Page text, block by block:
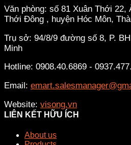
Văn phòng: số 81 Xuân Thới 22,
Thới Đông , huyện Hóc Môn,
Trụ sở: 94/8/9 đường số 8, P.
Minh
Hotline: 0908.40.6869 -
Email:
Website: visong.vn
LIÊN KẾT HỮU ÍCH
About us